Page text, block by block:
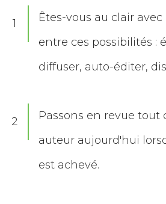
1
Êtes-vous au clair
entre ces possibilités :
diffuser, auto-éditer,
2
Passons en revue tout
auteur aujourd'hui
est achevé.